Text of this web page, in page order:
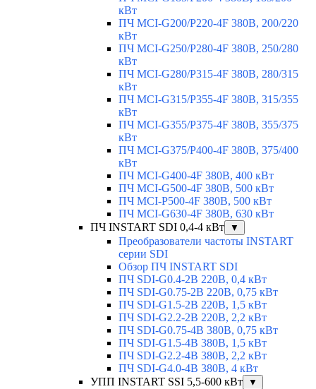
кВт
ПЧ MCI-G200/P220-4F 380В, 200/220
кВт
ПЧ MCI-G250/P280-4F 380В, 250/280
кВт
ПЧ MCI-G280/P315-4F 380В, 280/315
кВт
ПЧ MCI-G315/P355-4F 380В, 315/355
кВт
ПЧ MCI-G355/P375-4F 380В, 355/375
кВт
ПЧ MCI-G375/P400-4F 380В, 375/400
кВт
ПЧ MCI-G400-4F 380В, 400 кВт
ПЧ MCI-G500-4F 380В, 500 кВт
ПЧ MCI-P500-4F 380В, 500 кВт
ПЧ MCI-G630-4F 380В, 630 кВт
ПЧ INSTART SDI 0,4-4 кВт
▼
Преобразователи частоты INSTART
серии SDI
Обзор ПЧ INSTART SDI
ПЧ SDI-G0.4-2B 220В, 0,4 кВт
ПЧ SDI-G0.75-2B 220В, 0,75 кВт
ПЧ SDI-G1.5-2B 220В, 1,5 кВт
ПЧ SDI-G2.2-2B 220В, 2,2 кВт
ПЧ SDI-G0.75-4B 380В, 0,75 кВт
ПЧ SDI-G1.5-4B 380В, 1,5 кВт
ПЧ SDI-G2.2-4B 380В, 2,2 кВт
ПЧ SDI-G4.0-4B 380В, 4 кВт
УПП INSTART SSI 5,5-600 кВт
▼